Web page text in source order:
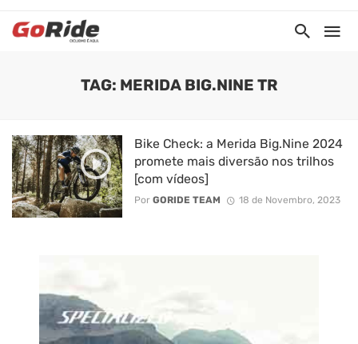
TAG: MERIDA BIG.NINE TR
Bike Check: a Merida Big.Nine 2024
promete mais diversão nos trilhos
[com vídeos]
Por GORIDE TEAM 18 de Novembro, 2023